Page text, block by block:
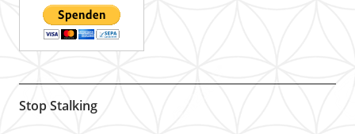
Stop Stalking